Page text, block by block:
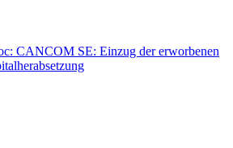
CANCOM SE: Einzug der erworbenen